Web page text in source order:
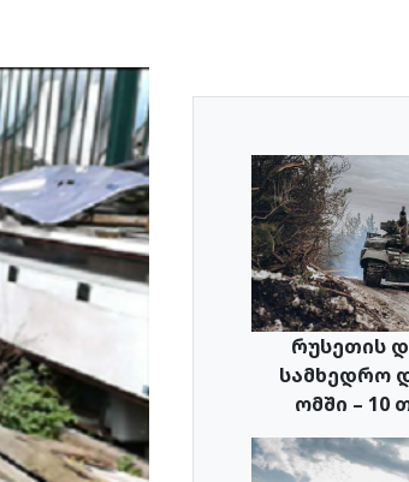
რუსეთის
სამხედრო
ომში – 10